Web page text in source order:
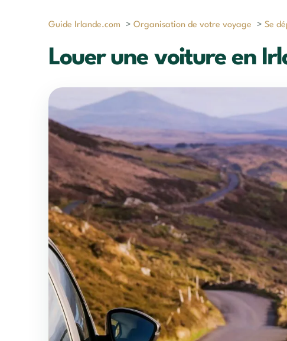
Guide Irlande.com > Organisation de votre voyage > Se
Louer une voiture en